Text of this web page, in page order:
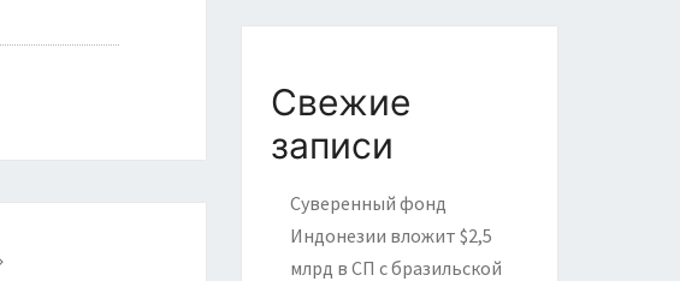
Свежие
записи
Суверенный фонд
Индонезии вложит $2,5
млрд в СП с бразильской